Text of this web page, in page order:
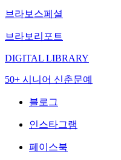
브라보스페셜
브라보리포트
DIGITAL LIBRARY
50+ 시니어 신춘문예
블로그
인스타그램
페이스북